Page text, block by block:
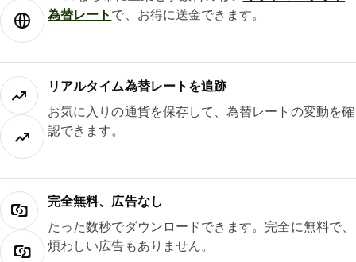
為替レート で、お得に送金できます。
リアルタイム為替レートを追跡
お気に入りの通貨を保存して、為替レートの変動を確
認できます。
完全無料、広告なし
たった数秒でダウンロードできます。完全に無料で、
煩わしい広告もありません。